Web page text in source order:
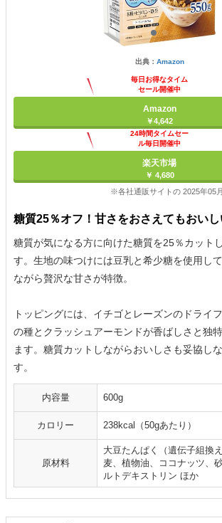
出典： Amazon
毎日お得なタイム
セール開催中
Amazon
￥4,642
24時間タイムセー
ル毎日開催中
楽天市場
￥ 4,680
※各社通販サイトの 2025年05
糖質25％オフ！甘さをおさえてもおいし
糖質が気になる方に向けた糖質を25％カット
す。生地の味つけには豆乳と希少糖を使用し
ながら贅沢な甘さが特徴。
トッピングには、イチゴとレーズンのドライ
の種とクラッシュアーモンドが香ばしさと独
ます。糖質カットしながらおいしさも妥協し
す。
内容量 600g
カロリー 238kcal（50gあたり）
原材料
大豆たんぱく（遺伝子組換
麦、植物油、ココナッツ、
ルトデキストリン ほか